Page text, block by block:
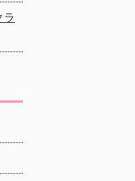
ラ